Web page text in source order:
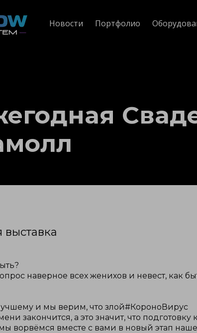
Новости Портфолио
наверное всех женихов и невест, как
и мы верим, что злой#КороноВирус
закончится, а это значит, что
ворвёмся вместе с вами в новый этап